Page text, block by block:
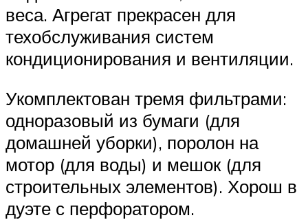
веса. Агрегат прекрасен для
техобслуживания систем
кондиционирования и вентиляции.
Укомплектован тремя фильтрами:
одноразовый из бумаги (для
домашней уборки), поролон на
мотор (для воды) и мешок (для
строительных элементов). Хорош в
дуэте с перфоратором.